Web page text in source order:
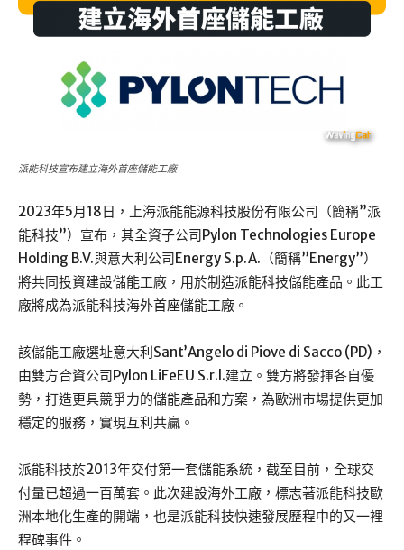
派能科技宣布建立海外首座儲能工廠
2023年5月18日，上海派能能源科技股份有限公司（簡稱”派
能科技”）宣布，其全資子公司Pylon Technologies Europe
Holding B.V.與意大利公司Energy S.p.A.（簡稱”Energy”）
將共同投資建設儲能工廠，用於制造派能科技儲能產品。此工
廠將成為派能科技海外首座儲能工廠。
該儲能工廠選址意大利Sant’Angelo di Piove di Sacco (PD)，
由雙方合資公司Pylon LiFeEU S.r.l.建立。雙方將發揮各自優
勢，打造更具競爭力的儲能產品和方案，為歐洲市場提供更加
穩定的服務，實現互利共贏。
派能科技於2013年交付第一套儲能系統，截至目前，全球交
付量已超過一百萬套。此次建設海外工廠，標志著派能科技歐
洲本地化生產的開端，也是派能科技快速發展歷程中的又一裡
程碑事件。